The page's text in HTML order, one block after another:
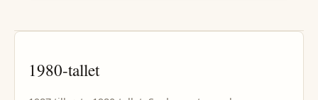
1980-tallet